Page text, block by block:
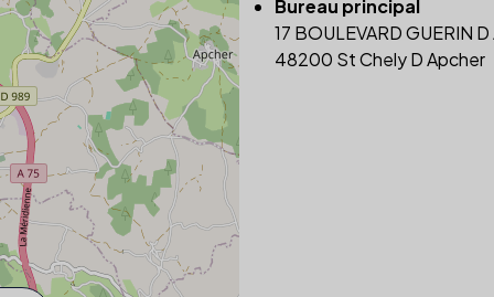
Bureau principal
17 BOULEVARD GUERIN
48200 St Chely D Apcher